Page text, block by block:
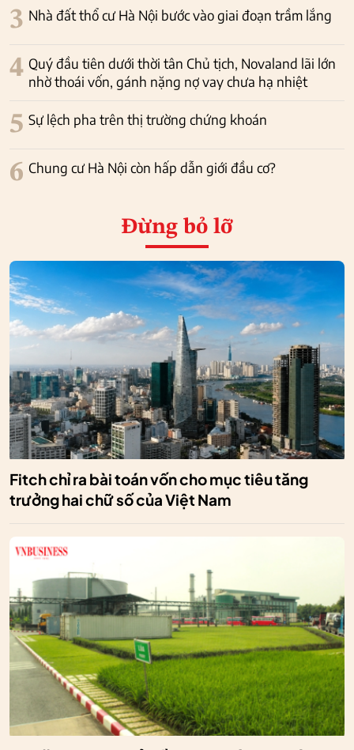
3 Nhà đất thổ cư Hà Nội bước vào giai đoạn trầm lắng
4 Quý đầu tiên dưới thời tân Chủ tịch, Novaland lãi lớn
nhờ thoái vốn, gánh nặng nợ vay chưa hạ nhiệt
5 Sự lệch pha trên thị trường chứng khoán
6 Chung cư Hà Nội còn hấp dẫn giới đầu cơ?
Đừng bỏ lỡ
Fitch chỉ ra bài toán vốn cho mục tiêu tăng
trưởng hai chữ số của Việt Nam